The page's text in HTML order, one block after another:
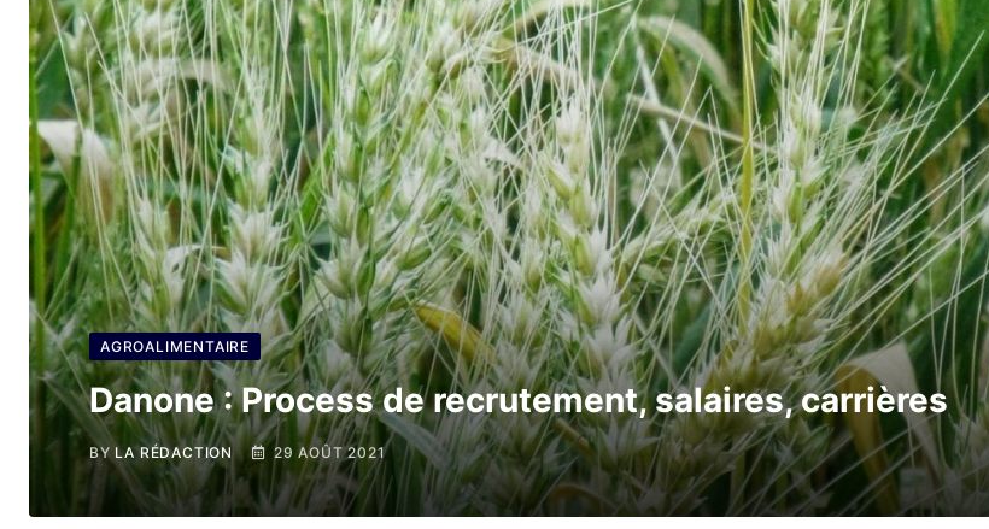
AGROALIMENTAIRE
Danone : Process de recrutement, salaires, carrières
BY LA RÉDACTION 29 AOÛT 2021